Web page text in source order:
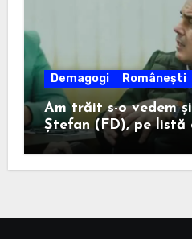
Demagogi Românești
Am trăit s-o vedem
Ștefan (FD), pe listă
Atanasiu (USR), cea